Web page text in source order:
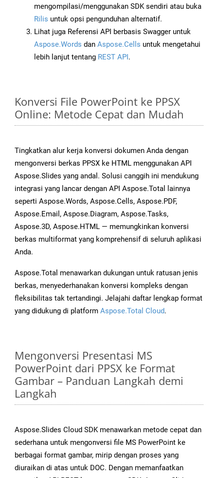
mengompilasi/menggunakan SDK sendiri atau buka
Rilis untuk opsi pengunduhan alternatif.
Lihat juga Referensi API berbasis Swagger untuk
Aspose.Words dan Aspose.Cells untuk mengetahui
lebih lanjut tentang REST API.
Konversi File PowerPoint ke PPSX
Online: Metode Cepat dan Mudah
Tingkatkan alur kerja konversi dokumen Anda dengan
mengonversi berkas PPSX ke HTML menggunakan API
Aspose.Slides yang andal. Solusi canggih ini mendukung
integrasi yang lancar dengan API Aspose.Total lainnya
seperti Aspose.Words, Aspose.Cells, Aspose.PDF,
Aspose.Email, Aspose.Diagram, Aspose.Tasks,
Aspose.3D, Aspose.HTML — memungkinkan konversi
berkas multiformat yang komprehensif di seluruh aplikasi
Anda.
Aspose.Total menawarkan dukungan untuk ratusan jenis
berkas, menyederhanakan konversi kompleks dengan
fleksibilitas tak tertandingi. Jelajahi daftar lengkap format
yang didukung di platform Aspose.Total Cloud.
Mengonversi Presentasi MS
PowerPoint dari PPSX ke Format
Gambar – Panduan Langkah demi
Langkah
Aspose.Slides Cloud SDK menawarkan metode cepat dan
sederhana untuk mengonversi file MS PowerPoint ke
berbagai format gambar, mirip dengan proses yang
diuraikan di atas untuk DOC. Dengan memanfaatkan